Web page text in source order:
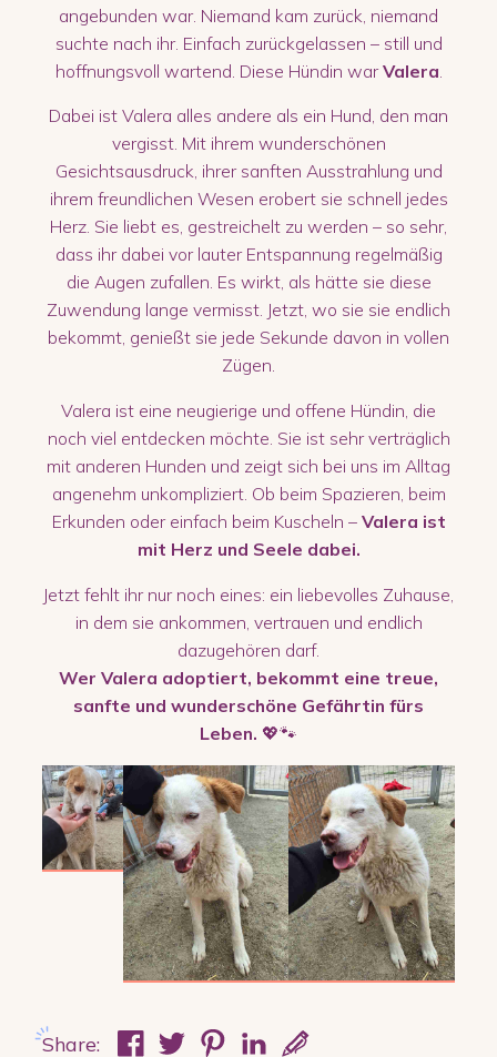
angebunden war. Niemand kam zurück, niemand
suchte nach ihr. Einfach zurückgelassen – still und
hoffnungsvoll wartend. Diese Hündin warValera
Dabei ist Valera alles andere als ein Hund, den man
vergisst. Mit ihrem wunderschönen
Gesichtsausdruck, ihrer sanften Ausstrahlung und
ihrem freundlichen Wesen erobert sie schnell jedes
Herz. Sie liebt es, gestreichelt zu werden – so sehr,
dass ihr dabei vor lauter Entspannung regelmäßig
die Augen zufallen. Es wirkt, als hätte sie diese
Zuwendung lange vermisst. Jetzt, wo sie sie endlich
bekommt, genießt sie jede Sekunde davon in vollen
Zügen.
Valera ist eine neugierige und offene Hündin, die
noch viel entdecken möchte. Sie ist sehr verträglich
mit anderen Hunden und zeigt sich bei uns im Alltag
angenehm unkompliziert. Ob beim Spazieren, beim
Erkunden oder einfach beim Kuscheln – Valera ist
mit Herz und Seele dabei.
Jetzt fehlt ihr nur noch eines: ein liebevolles Zuhause,
in dem sie ankommen, vertrauen und endlich
dazugehören darf.
Wer Valera adoptiert, bekommt eine treue,
sanfte und wunderschöne Gefährtin fürs
Leben. 💖🐾
Share: